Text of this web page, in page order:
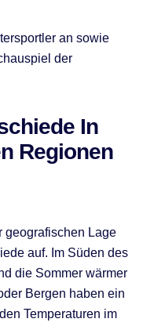
an sowie
der
In
Regionen
geografischen Lage
auf. Im Süden des
die Sommer wärmer
Bergen haben ein
Temperaturen im